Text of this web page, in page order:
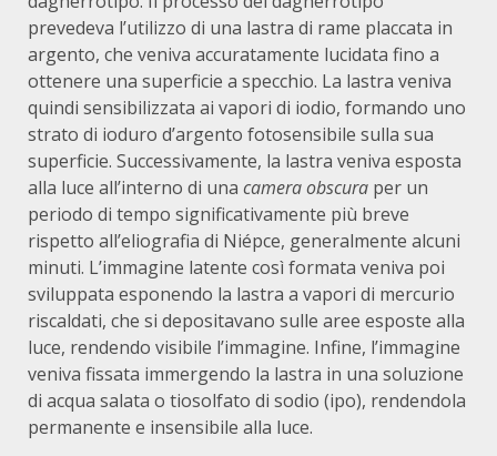
prevedeva l’utilizzo di una lastra di rame placcata in
argento, che veniva accuratamente lucidata fino a
ottenere una superficie a specchio. La lastra veniva
quindi sensibilizzata ai vapori di iodio, formando uno
strato di ioduro d’argento fotosensibile sulla sua
superficie. Successivamente, la lastra veniva esposta
alla luce all’interno di una camera obscura per un
periodo di tempo significativamente più breve
rispetto all’eliografia di Niépce, generalmente alcuni
minuti. L’immagine latente così formata veniva poi
sviluppata esponendo la lastra a vapori di mercurio
riscaldati, che si depositavano sulle aree esposte alla
luce, rendendo visibile l’immagine. Infine, l’immagine
veniva fissata immergendo la lastra in una soluzione
di acqua salata o tiosolfato di sodio (ipo), rendendola
permanente e insensibile alla luce.